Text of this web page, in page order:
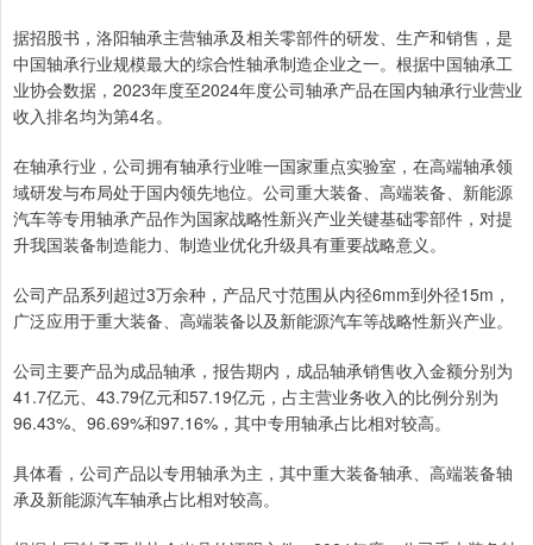
据招股书，洛阳轴承主营轴承及相关零部件的研发、生产和销售，是
中国轴承行业规模最大的综合性轴承制造企业之一。根据中国轴承工
业协会数据，2023年度至2024年度公司轴承产品在国内轴承行业营业
收入排名均为第4名。
在轴承行业，公司拥有轴承行业唯一国家重点实验室，在高端轴承领
域研发与布局处于国内领先地位。公司重大装备、高端装备、新能源
汽车等专用轴承产品作为国家战略性新兴产业关键基础零部件，对提
升我国装备制造能力、制造业优化升级具有重要战略意义。
公司产品系列超过3万余种，产品尺寸范围从内径6mm到外径15m，
广泛应用于重大装备、高端装备以及新能源汽车等战略性新兴产业。
公司主要产品为成品轴承，报告期内，成品轴承销售收入金额分别为
41.7亿元、43.79亿元和57.19亿元，占主营业务收入的比例分别为
96.43%、96.69%和97.16%，其中专用轴承占比相对较高。
具体看，公司产品以专用轴承为主，其中重大装备轴承、高端装备轴
承及新能源汽车轴承占比相对较高。